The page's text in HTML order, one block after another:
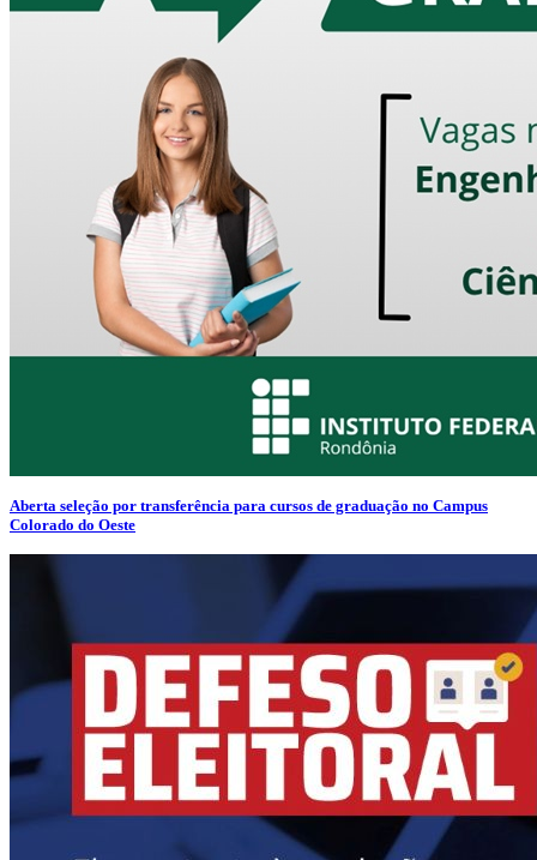
Aberta seleção por transferência para cursos de graduação no Campus
Colorado do Oeste